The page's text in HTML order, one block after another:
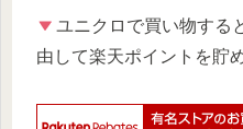
ユニクロで買い物する
由して楽天ポイントを貯